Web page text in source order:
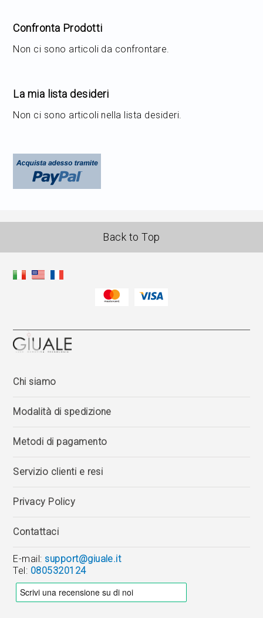
Confronta Prodotti
Non ci sono articoli da confrontare.
La mia lista desideri
Non ci sono articoli nella lista desideri.
Back to Top
Chi siamo
Modalità di spedizione
Metodi di pagamento
Servizio clienti e resi
Privacy Policy
Contattaci
E-mail: support@giuale.it
Tel: 0805320124